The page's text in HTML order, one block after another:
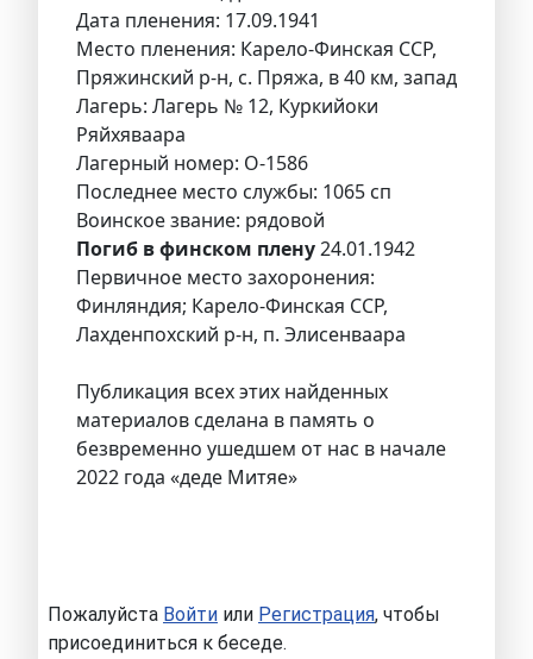
Дата пленения: 17.09.1941
Место пленения: Карело-Финская ССР,
Пряжинский р-н, с. Пряжа, в 40 км, запад
Лагерь: Лагерь № 12, Куркийоки
Ряйхяваара
Лагерный номер: O-1586
Последнее место службы: 1065 сп
Воинское звание: рядовой
Погиб в финском плену24.01.1942
Первичное место захоронения:
Финляндия; Карело-Финская ССР,
Лахденпохский р-н, п. Элисенваара
Публикация всех этих найденных
материалов сделана в память о
безвременно ушедшем от нас в начале
2022 года «деде Митяе»
Пожалуйста Войти или Регистрация, чтобы
присоединиться к беседе.